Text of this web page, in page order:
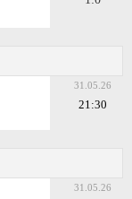
31.05.26
21:30
31.05.26